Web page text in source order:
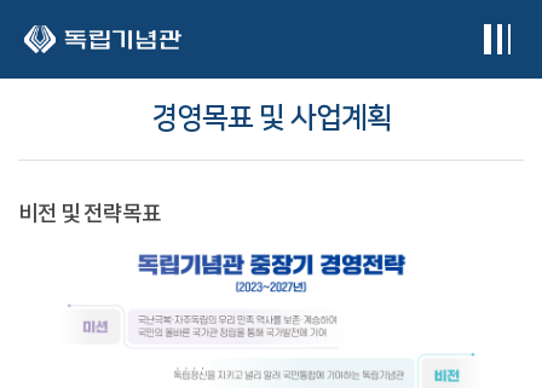
경영목표 및 사업계획
비전 및 전략목표